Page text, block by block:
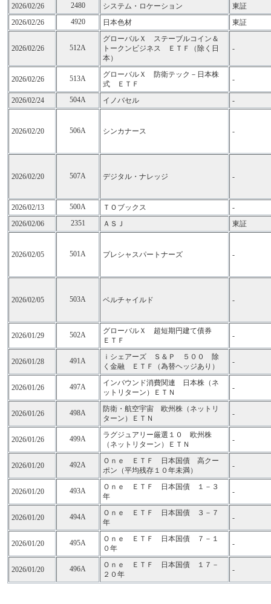
2026/02/26 2480 システム・ロケーション
東証
2026/02/26
4920 日本色材 東証
2026/02/26 512A
グローバルＸ ステーブルコイン＆
トークンビジネス ＥＴＦ（除く日
本）
-
2026/02/26 513A
グローバルＸ 防衛テック－日本株
式 ＥＴＦ
-
2026/02/24 504A イノバセル -
2026/02/20 506A シンカナース -
2026/02/20 507A デジタル・ナレッジ -
2026/02/13 500A ＴＯブックス
-
2026/02/06
2351 ＡＳＪ 東証
2026/02/05 501A プレシャスパートナーズ -
2026/02/05 503A ベルチャイルド -
2026/01/29 502A
グローバルＸ 超短期円建て債券
ＥＴＦ
-
2026/01/28 491A
ｉシェアーズ Ｓ＆Ｐ ５００ 除
く金融 ＥＴＦ（為替ヘッジあり）
-
2026/01/26 497A
インバウンド消費関連 日本株（ネ
ットリターン）ＥＴＮ
-
2026/01/26 498A
防衛・航空宇宙 欧州株（ネットリ
ターン）ＥＴＮ
-
2026/01/26 499A
ラグジュアリー厳選１０ 欧州株
（ネットリターン）ＥＴＮ
-
2026/01/20 492A
Ｏｎｅ ＥＴＦ 日本国債 高クー
ポン（平均残存１０年未満）
-
2026/01/20 493A
Ｏｎｅ ＥＴＦ 日本国債 １－３
年
-
2026/01/20 494A
Ｏｎｅ ＥＴＦ 日本国債 ３－７
年
-
2026/01/20 495A
Ｏｎｅ ＥＴＦ 日本国債 ７－１
０年
-
2026/01/20 496A
Ｏｎｅ ＥＴＦ 日本国債 １７－
２０年
-